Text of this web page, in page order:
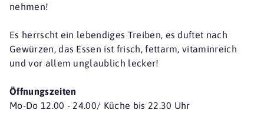
nehmen!
Es herrscht ein lebendiges Treiben, es duftet nach
Gewürzen, das Essen ist frisch, fettarm, vitaminreich
und vor allem unglaublich lecker!
Öffnungszeiten
Mo-Do 12.00 - 24.00/ Küche bis 22.30 Uhr